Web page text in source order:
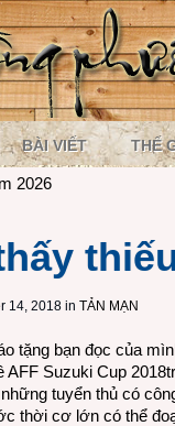
BÀI VIẾT THẾ
2026
14, 2018 in TẢN MẠN
tặng bạn đọc của
Suzuki Cup
tuyển thủ có
thời cơ lớn có thể